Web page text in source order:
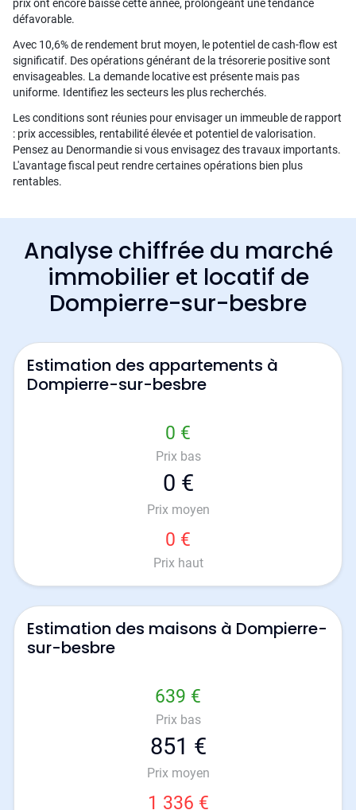
prix ont encore baissé cette année, prolongeant une tendance
défavorable.
Avec 10,6% de rendement brut moyen, le potentiel de cash-flow est
significatif. Des opérations générant de la trésorerie positive sont
envisageables. La demande locative est présente mais pas
uniforme. Identifiez les secteurs les plus recherchés.
Les conditions sont réunies pour envisager un immeuble de rapport
: prix accessibles, rentabilité élevée et potentiel de valorisation.
Pensez au Denormandie si vous envisagez des travaux importants.
L'avantage fiscal peut rendre certaines opérations bien plus
rentables.
Analyse chiffrée du marché
immobilier et locatif de
Dompierre-sur-besbre
Estimation des appartements à
Dompierre-sur-besbre
0 €
Prix bas
0 €
Prix moyen
0 €
Prix haut
Estimation des maisons à Dompierre-
sur-besbre
639 €
Prix bas
851 €
Prix moyen
1 336 €